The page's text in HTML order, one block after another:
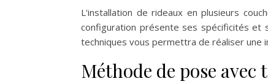
L'installation de rideaux en plusieurs
configuration présente ses spécificités et
techniques vous permettra de réaliser une
Méthode de pose